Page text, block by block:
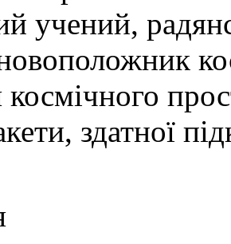
учений,
космічного
здатної